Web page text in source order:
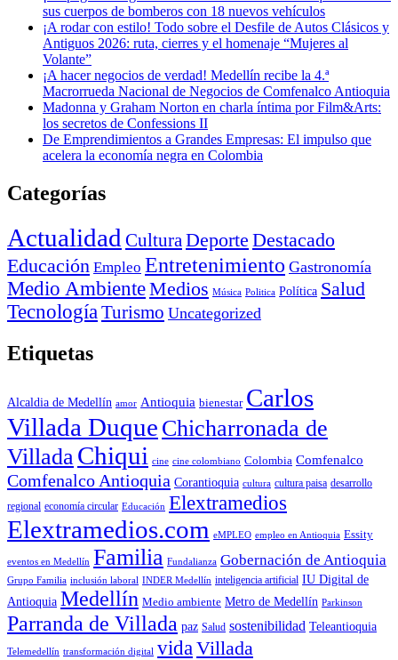
sus cuerpos de bomberos con 18 nuevos vehículos
¡A rodar con estilo! Todo sobre el Desfile de Autos Clásicos y
Antiguos 2026: ruta, cierres y el homenaje “Mujeres al
Volante”
¡A hacer negocios de verdad! Medellín recibe la 4.ª
Macrorrueda Nacional de Negocios de Comfenalco Antioquia
Madonna y Graham Norton en charla íntima por Film&Arts:
los secretos de Confessions II
De Emprendimientos a Grandes Empresas: El impulso que
acelera la economía negra en Colombia
Categorías
Actualidad Cultura Deporte Destacado
Educación Empleo Entretenimiento Gastronomía
Medio AmbienteMedios Música Politica Política Salud
Tecnología Turismo Uncategorized
Etiquetas
Alcaldia de Medellín amor Antioquia bienestar Carlos
Villada Duque Chicharronada de
Villada Chiqui cine cine colombiano Colombia Comfenalco
Comfenalco Antioquia Corantioquia cultura cultura paisa desarrollo
regional economía circular Educación Elextramedios
Elextramedios.com eMPLEO empleo en Antioquia Essity
eventos en Medellín Familia Fundalianza Gobernación de Antioquia
Grupo Familia inclusión laboral INDER Medellín inteligencia artificial IU Digital de
Antioquia Medellín Medio ambiente Metro de Medellín Parkinson
Parranda de Villada paz Salud sostenibilidad Teleantioquia
Telemedellín transformación digital vida Villada